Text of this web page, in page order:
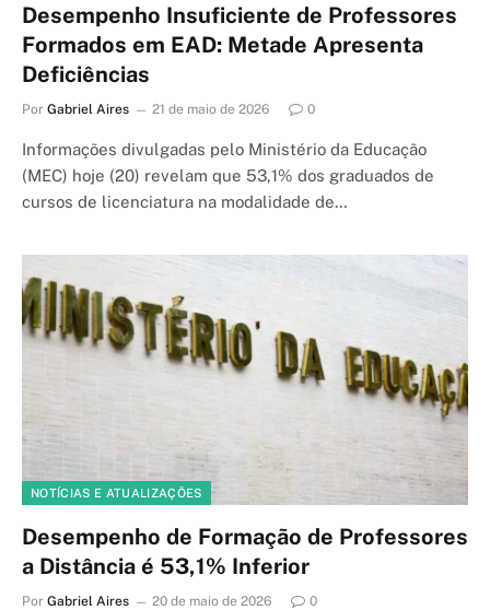
Desempenho Insuficiente de Professores
Formados em EAD: Metade Apresenta
Deficiências
Por Gabriel Aires 21 de maio de 2026 0
Informações divulgadas pelo Ministério da Educação
(MEC) hoje (20) revelam que 53,1% dos graduados de
cursos de licenciatura na modalidade de…
NOTÍCIAS E ATUALIZAÇÕES
Desempenho de Formação de Professores
a Distância é 53,1% Inferior
Por Gabriel Aires 20 de maio de 2026 0